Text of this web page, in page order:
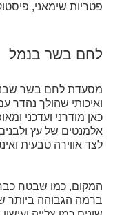
פטריות שימאני,
לחם בשר בנמל
מסעדת לחם בשר
ואיכותי שהולך נהדר
כאן מודרני ועדכני
אלמנטים של עץ
לצד אווירה טבעית
המקום, כמו שבטח
ברמה הגבוהה ביותר